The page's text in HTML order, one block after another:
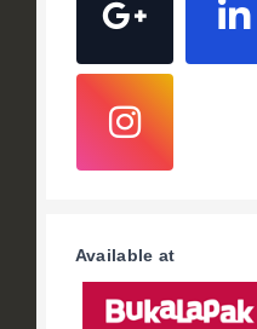
Available at